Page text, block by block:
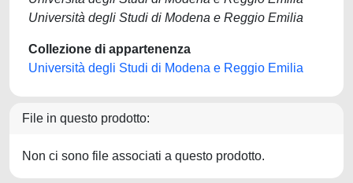
Università degli Studi di Modena e Reggio Emilia
Collezione di appartenenza
Università degli Studi di Modena e Reggio Emilia
File in questo prodotto:
Non ci sono file associati a questo prodotto.